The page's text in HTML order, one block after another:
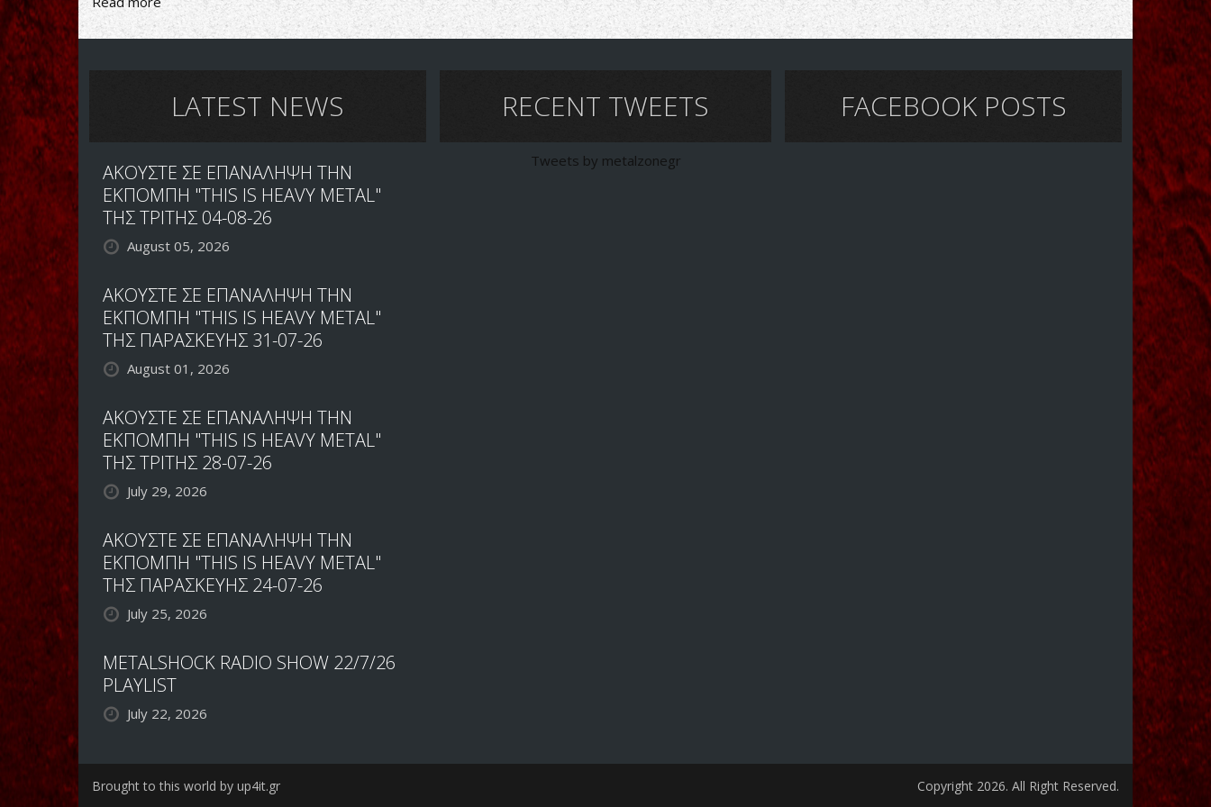
Obituary-
Slowly
LATEST NEWS
ΑΚΟΥΣΤΕ ΣΕ ΕΠΑΝΑΛΗΨΗ ΤΗΝ
ΕΚΠΟΜΠΗ "THIS IS HEAVY METAL"
ΤΗΣ ΤΡΙΤΗΣ 04-08-26
August 05, 2026
ΑΚΟΥΣΤΕ ΣΕ ΕΠΑΝΑΛΗΨΗ ΤΗΝ
ΕΚΠΟΜΠΗ "THIS IS HEAVY METAL"
ΤΗΣ ΠΑΡΑΣΚΕΥΗΣ 31-07-26
August 01, 2026
ΑΚΟΥΣΤΕ ΣΕ ΕΠΑΝΑΛΗΨΗ ΤΗΝ
ΕΚΠΟΜΠΗ "THIS IS HEAVY METAL"
ΤΗΣ ΤΡΙΤΗΣ 28-07-26
July 29, 2026
ΑΚΟΥΣΤΕ ΣΕ ΕΠΑΝΑΛΗΨΗ ΤΗΝ
ΕΚΠΟΜΠΗ "THIS IS HEAVY METAL"
ΤΗΣ ΠΑΡΑΣΚΕΥΗΣ 24-07-26
July 25, 2026
METALSHOCK RADIO SHOW 22/7/26
PLAYLIST
July 22, 2026
RECENT TWEETS
Tweets by metalzonegr
FACEBOOK POSTS
Brought to this world by up4it.gr Copyright 2026. All Right Reserved.